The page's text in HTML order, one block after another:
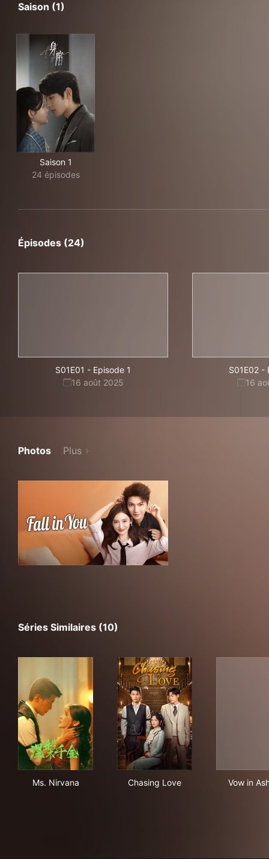
Saison (1)
Saison 1
24 épisodes
Épisodes (24)
S01E01 - Episode 1
16 août 2025
S01E02 -
16
Photos Plus
Séries Similaires (10)
Ms. Nirvana Chasing Love Vow in